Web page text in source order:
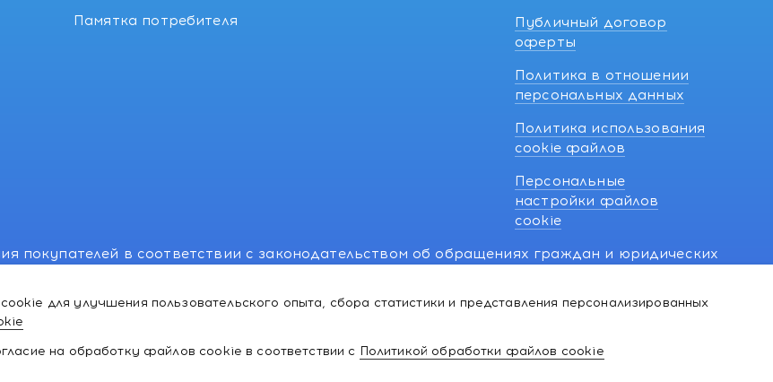
для улучшения пользовательского опыта, сбора статистики и представления персонализированных
на обработку файлов cookie в соответствии с Политикой обработки файлов cookie
Памятка потребителя
Публичный договор
оферты
Политика в отношении
персональных данных
Политика использования
cookie файлов
Персональные
настройки файлов
cookie
покупателей в соответствии с законодательством об обращениях граждан и юридических
рассматривать обращения покупателей о нарушении их прав, предусмотренных
55-88 (для всех мобильных операторов), info@kakvapteke.by